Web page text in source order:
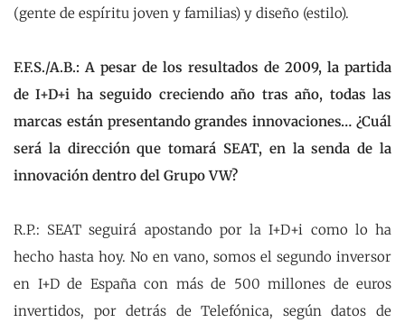
(gente de espíritu joven y familias) y diseño (estilo).
F.F.S./A.B.: A pesar de los resultados de 2009, la partida
de I+D+i ha seguido creciendo año tras año, todas las
marcas están presentando grandes innovaciones… ¿Cuál
será la dirección que tomará SEAT, en la senda de la
innovación dentro del Grupo VW?
R.P.: SEAT seguirá apostando por la I+D+i como lo ha
hecho hasta hoy. No en vano, somos el segundo inversor
en I+D de España con más de 500 millones de euros
invertidos, por detrás de Telefónica, según datos de